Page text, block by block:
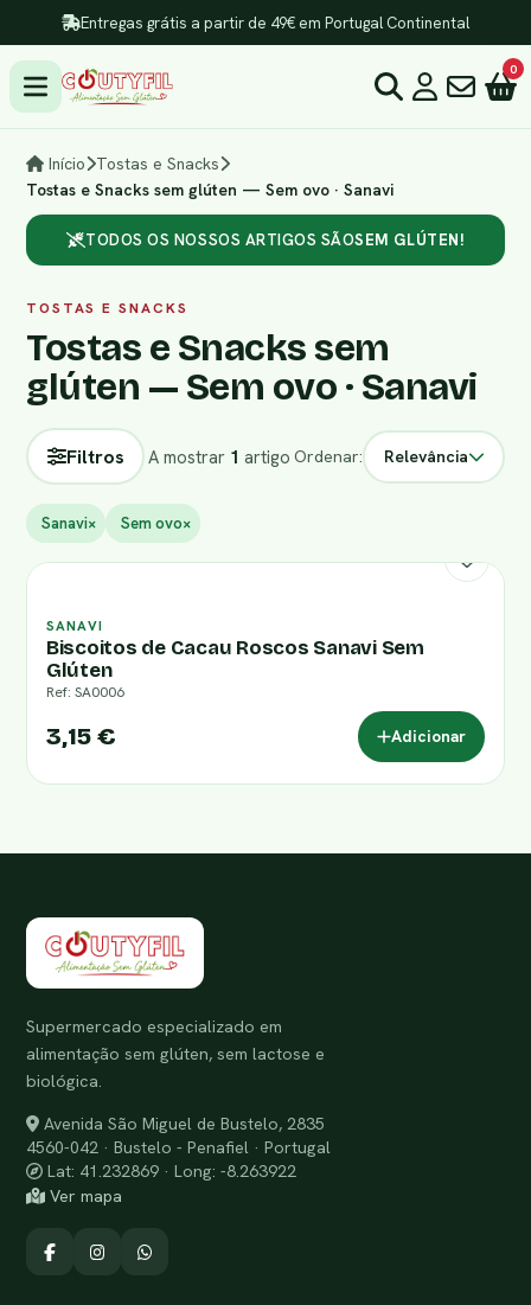
Entregas grátis a partir de 49€ em Portugal Continental
0
Início
Tostas e Snacks
Tostas e Snacks sem glúten — Sem ovo · Sanavi
TODOS OS NOSSOS ARTIGOS SÃOSEM GLÚTEN!
TOSTAS E SNACKS
Tostas e Snacks sem
glúten — Sem ovo · Sanavi
Filtros A mostrar 1 artigo Ordenar: Relevância
Sanavi× Sem ovo×
SANAVI
Biscoitos de Cacau Roscos Sanavi Sem
Glúten
Ref: SA0006
3,15 € Adicionar
Supermercado especializado em
alimentação sem glúten, sem lactose e
biológica.
Avenida São Miguel de Bustelo, 2835
4560-042 · Bustelo - Penafiel · Portugal
Lat: 41.232869 · Long: -8.263922
Ver mapa